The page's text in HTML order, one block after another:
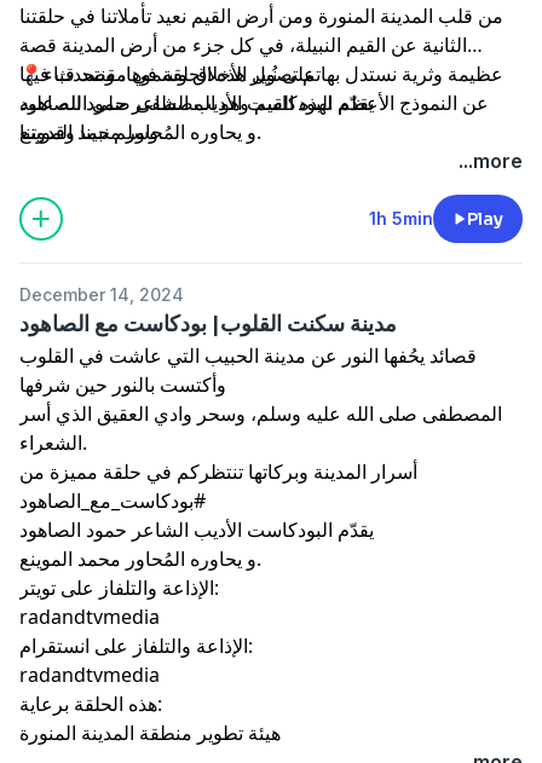
من قلب المدينة المنورة ومن أرض القيم نعيد تأملاتنا في حلقتنا
الثانية عن القيم النبيلة، في كل جزء من أرض المدينة قصة
عظيمة وثرية نستدل بها على نُبل الأخلاق وسموها، ونتحدث فيها
عن النموذج الأعظم لهذه القيم وهو المصطفى صلى الله عليه
وسلم نبينا وقدوتنا.
📍تم تصوير هذه الحلقة في مقصد قباء
يقدّم البودكاست الأديب الشاعر حمود الصاهود
و يحاوره المُحاور محمد الموينع.
...more
1h 5min Play
December 14, 2024
مدينة سكنت القلوب| بودكاست مع الصاهود
قصائد يحُفها النور عن مدينة الحبيب التي عاشت في القلوب
وأكتست بالنور حين شرفها
المصطفى صلى الله عليه وسلم، وسحر وادي العقيق الذي أسر
الشعراء.
أسرار المدينة وبركاتها تنتظركم في حلقة مميزة من
#بودكاست_مع_الصاهود
يقدّم البودكاست الأديب الشاعر حمود الصاهود
و يحاوره المُحاور محمد الموينع.
الإذاعة والتلفاز على تويتر:
radandtvmedia
الإذاعة والتلفاز على انستقرام:
radandtvmedia
هذه الحلقة برعاية:
هيئة تطوير منطقة المدينة المنورة